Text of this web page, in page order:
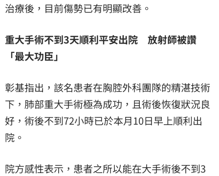
治療後，目前傷勢已有明顯改善。
重大手術不到3天順利平安出院 放射師被讚
「最大功臣」
彰基指出，該名患者在胸腔外科團隊的精湛技術
下，肺部重大手術極為成功，且術後恢復狀況良
好，術後不到72小時已於本月10日早上順利出
院。
院方感性表示，患者之所以能在大手術後不到3